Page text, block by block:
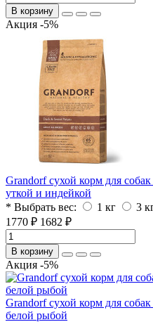
В корзину
Акция -5%
Grandorf сухой корм для
уткой и индейкой
* Выбрать вес:
1 кг 3
1770 ₽ 1682 ₽
В корзину
Акция -5%
Grandorf сухой корм для
белой рыбой